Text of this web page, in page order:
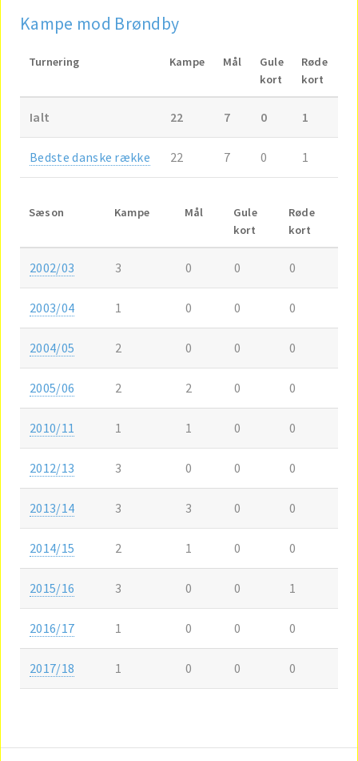
Kampe mod Brøndby
Turnering Kampe Mål
Gule
kort
Røde
kort
Ialt 22 7 0 1
Bedste danske række 22 7 0 1
Sæson Kampe Mål
Gule
kort
Røde
kort
2002/03 3 0 0 0
2003/04 1 0 0 0
2004/05 2 0 0 0
2005/06 2 2 0 0
2010/11 1 1 0 0
2012/13 3 0 0 0
2013/14 3 3 0 0
2014/15 2 1 0 0
2015/16 3 0 0 1
2016/17 1 0 0 0
2017/18 1 0 0 0